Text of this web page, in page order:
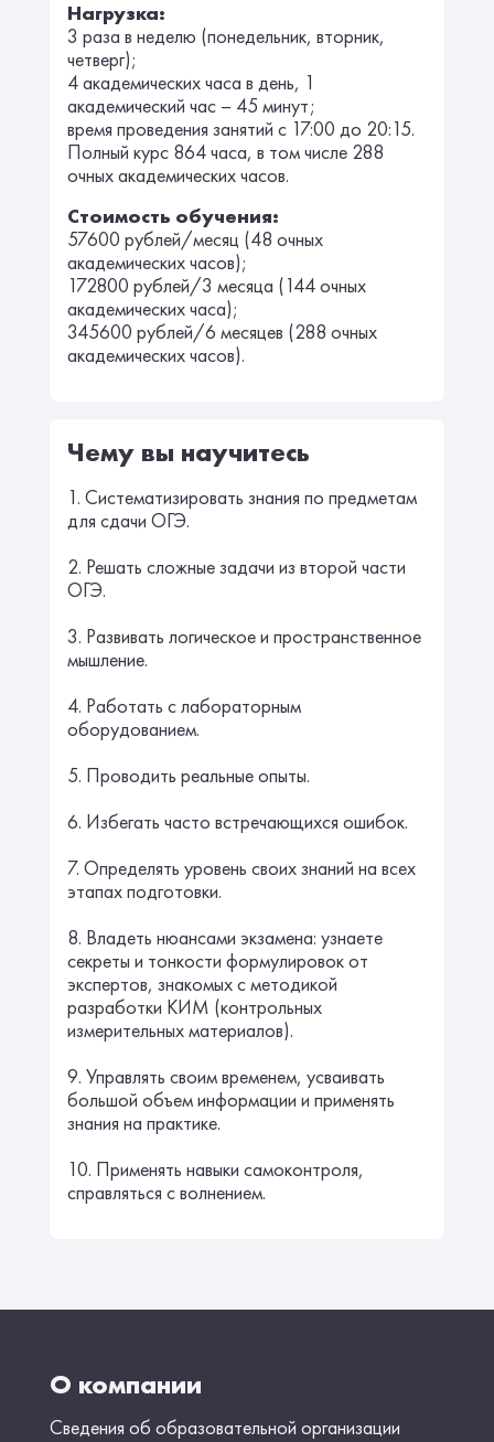
Нагрузка:
3 раза в неделю (понедельник, вторник,
четверг);
4 академических часа в день, 1
академический час – 45 минут;
время проведения занятий с 17:00 до 20:15.
Полный курс 864 часа, в том числе 288
очных академических часов.
Стоимость обучения:
57600 рублей/месяц (48 очных
академических часов);
172800 рублей/3 месяца (144 очных
академических часа);
345600 рублей/6 месяцев (288 очных
академических часов).
Чему вы научитесь
1. Систематизировать знания по предметам
для сдачи ОГЭ.
2. Решать сложные задачи из второй части
ОГЭ.
3. Развивать логическое и пространственное
мышление.
4. Работать с лабораторным
оборудованием.
5. Проводить реальные опыты.
6. Избегать часто встречающихся ошибок.
7. Определять уровень своих знаний на всех
этапах подготовки.
8. Владеть нюансами экзамена: узнаете
секреты и тонкости формулировок от
экспертов, знакомых с методикой
разработки КИМ (контрольных
измерительных материалов).
9. Управлять своим временем, усваивать
большой объем информации и применять
знания на практике.
10. Применять навыки самоконтроля,
справляться с волнением.
О компании
Сведения об образовательной организации